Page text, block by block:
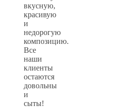
вкусную,
красивую
и
недорогую
композицию.
Все
наши
клиенты
остаются
довольны
и
сыты!